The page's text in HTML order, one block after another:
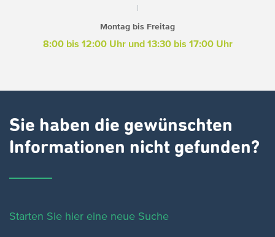
Montag bis Freitag
8:00 bis 12:00 Uhr und 13:30 bis 17:00 Uhr
Sie haben die gewünschten
Informationen nicht gefunden?
Starten Sie hier eine neue Suche